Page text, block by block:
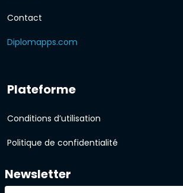
Contact
Diplomapps.com
Plateforme
Conditions d’utilisation
Politique de confidentialité
Newsletter